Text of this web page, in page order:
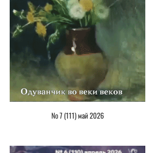
№ 7 (111) май 2026